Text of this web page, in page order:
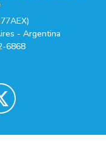
- Argentina
6868